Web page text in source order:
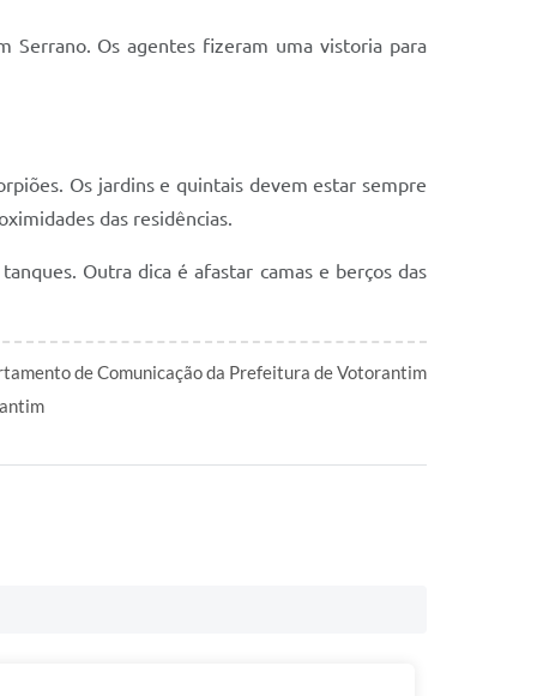
Serrano. Os agentes fizeram uma vistoria para
Os jardins e quintais devem estar sempre
das residências.
Outra dica é afastar camas e berços das
de Comunicação da Prefeitura de Votorantim